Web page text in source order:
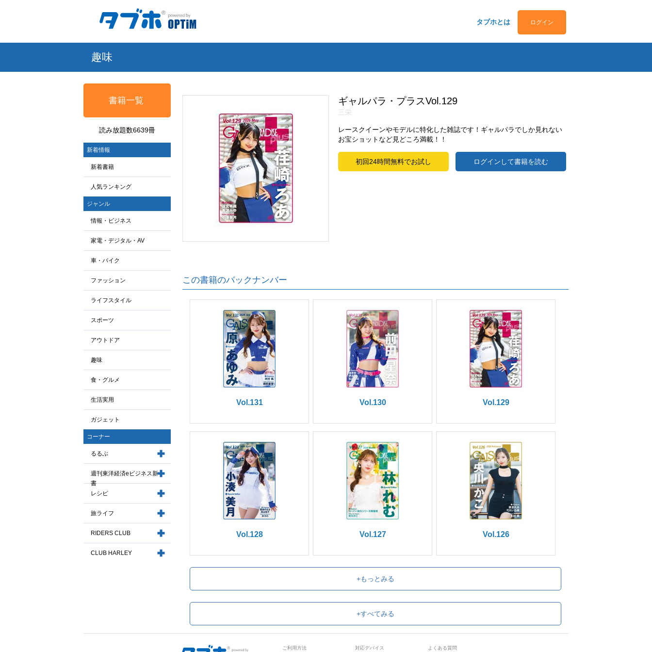
タブホとは ログイン
趣味
書籍一覧
読み放題数6639冊
新着情報
新着書籍
人気ランキング
ジャンル
情報・ビジネス
家電・デジタル・AV
車・バイク
ファッション
ライフスタイル
スポーツ
アウトドア
趣味
食・グルメ
生活実用
ガジェット
コーナー
るるぶ
週刊東洋経済eビジネス新
書
レシピ
旅ライフ
RIDERS CLUB
CLUB HARLEY
ギャルパラ・プラスVol.129
三栄
レースクイーンやモデルに特化した雑誌です！ギャルパラでしか見れない
お宝ショットなど見どころ満載！！
初回24時間無料でお試し ログインして書籍を読む
この書籍のバックナンバー
Vol.131 Vol.130 Vol.129
Vol.128 Vol.127 Vol.126
+もっとみる
+すべてみる
ご利用方法 対応デバイス よくある質問